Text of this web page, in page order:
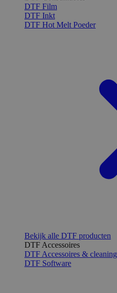
DTF Film
DTF Inkt
DTF Hot Melt Poeder
Bekijk alle DTF producten
DTF Accessoires
DTF Accessoires & cleaning
DTF Software